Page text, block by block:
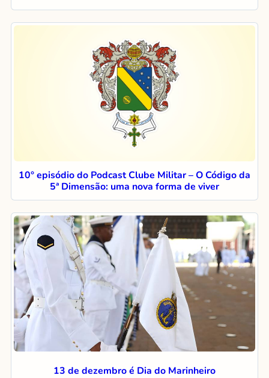
10° episódio do Podcast Clube Militar – O Código da
5ª Dimensão: uma nova forma de viver
13 de dezembro é Dia do Marinheiro